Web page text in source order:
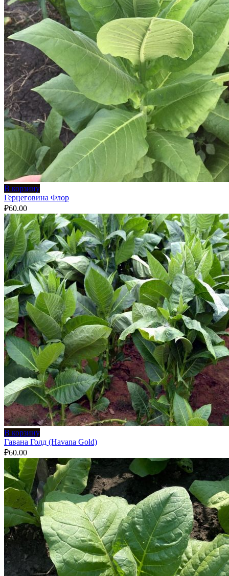
В корзину
Герцеговина Флор
₽60.00
В корзину
Гавана Голд (Havana Gold)
₽60.00